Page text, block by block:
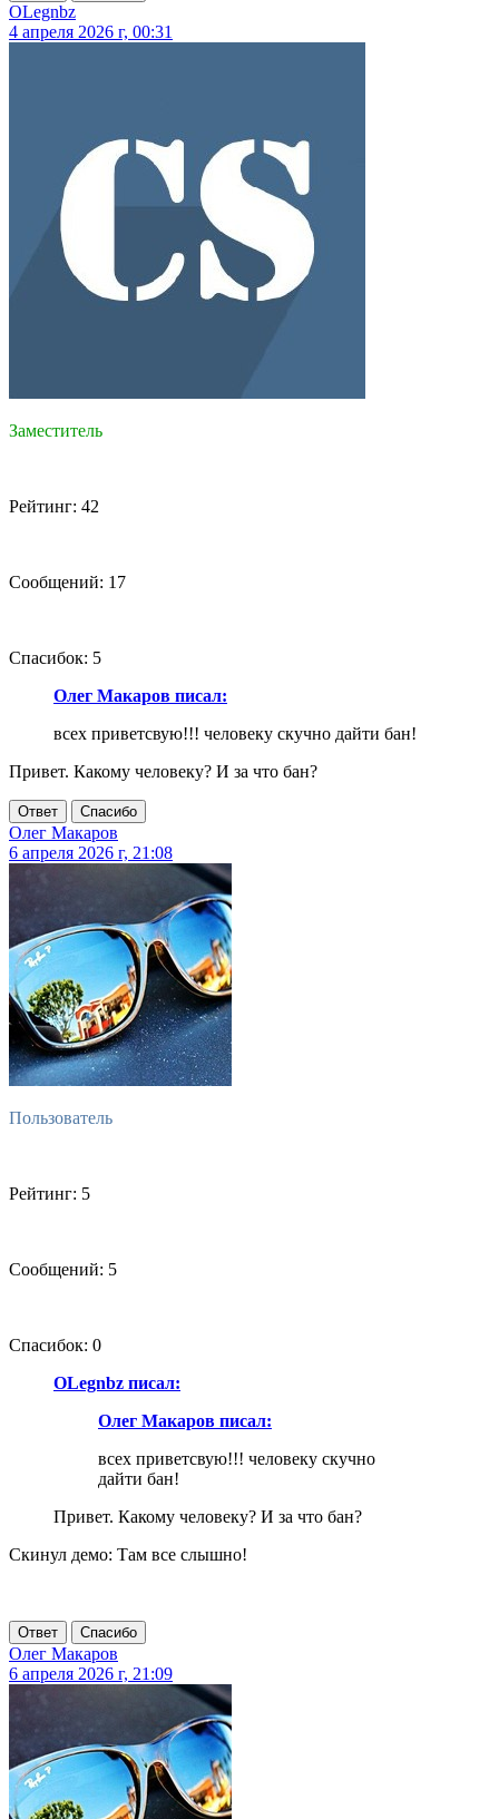
OLegnbz
4 апреля 2026 г, 00:31
Заместитель
Рейтинг: 42
Сообщений: 17
Спасибок: 5
Олег Макаров писал:
всех приветсвую!!! человеку скучно дайти бан!
Привет. Какому человеку? И за что бан?
Ответ Спасибо
Олег Макаров
6 апреля 2026 г, 21:08
Пользователь
Рейтинг: 5
Сообщений: 5
Спасибок: 0
OLegnbz писал:
Олег Макаров писал:
всех приветсвую!!! человеку скучно
дайти бан!
Привет. Какому человеку? И за что бан?
Скинул демо: Там все слышно!
Ответ Спасибо
Олег Макаров
6 апреля 2026 г, 21:09